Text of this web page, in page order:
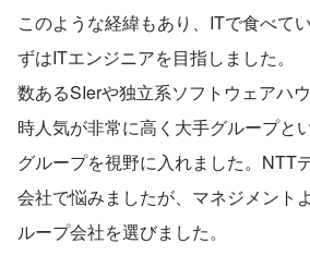
このような経緯もあり、ITで食べて
ずはITエンジニアを目指しました。
数あるSIerや独立系ソフトウェアハ
時人気が非常に高く大手グループと
グループを視野に入れました。NTT
会社で悩みましたが、マネジメント
ループ会社を選びました。